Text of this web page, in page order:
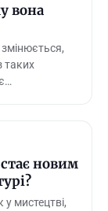
вона
таких
новим
мистецтві,